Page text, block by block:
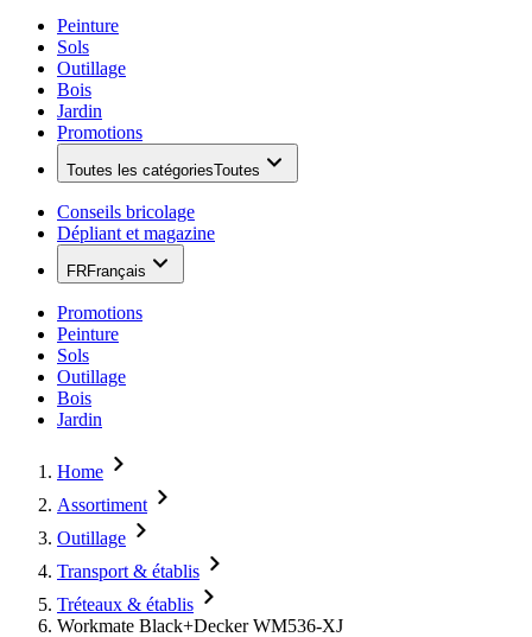
Peinture
Sols
Outillage
Bois
Jardin
Promotions
Toutes les catégoriesToutes
Conseils bricolage
Dépliant et magazine
FRFrançais
Promotions
Peinture
Sols
Outillage
Bois
Jardin
Home
Assortiment
Outillage
Transport & établis
Tréteaux & établis
Workmate Black+Decker WM536-XJ